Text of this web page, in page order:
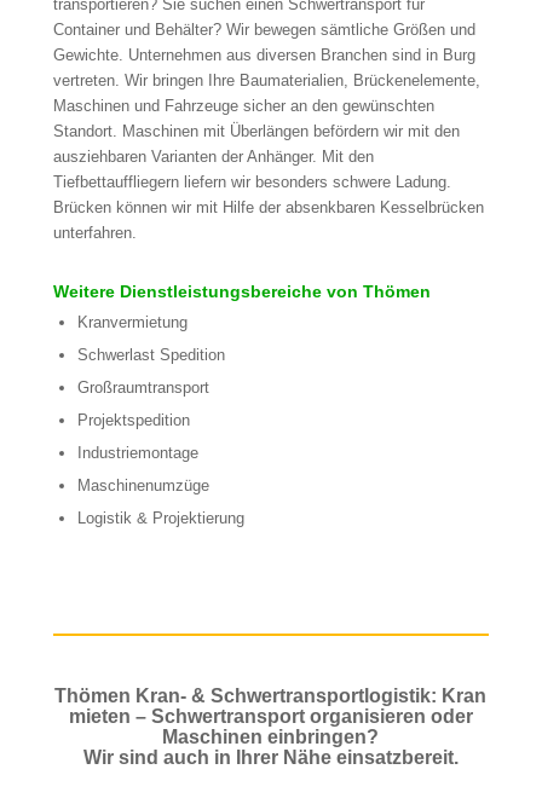
transportieren? Sie suchen einen Schwertransport für
Container und Behälter? Wir bewegen sämtliche Größen und
Gewichte. Unternehmen aus diversen Branchen sind in Burg
vertreten. Wir bringen Ihre Baumaterialien, Brückenelemente,
Maschinen und Fahrzeuge sicher an den gewünschten
Standort. Maschinen mit Überlängen befördern wir mit den
ausziehbaren Varianten der Anhänger. Mit den
Tiefbettauffliegern liefern wir besonders schwere Ladung.
Brücken können wir mit Hilfe der absenkbaren Kesselbrücken
unterfahren.
Weitere Dienstleistungsbereiche von Thömen
Kranvermietung
Schwerlast Spedition
Großraumtransport
Projektspedition
Industriemontage
Maschinenumzüge
Logistik & Projektierung
Thömen Kran- & Schwertransportlogistik: Kran
mieten – Schwertransport organisieren oder
Maschinen einbringen?
Wir sind auch in Ihrer Nähe einsatzbereit.